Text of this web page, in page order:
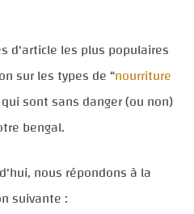
d'article les plus populaires
sur les types de “nourriture
sont sans danger (ou non)
bengal.
nous répondons à la
suivante :